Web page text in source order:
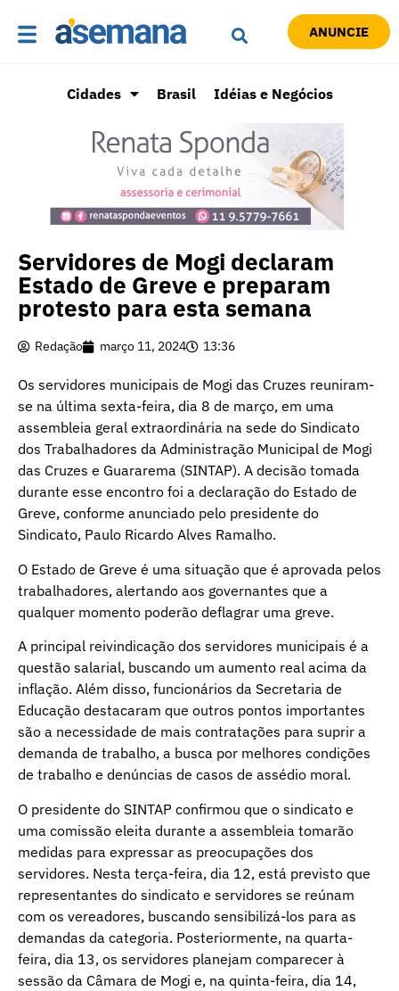
ANUNCIE
Cidades Brasil Idéias e Negócios
Servidores de Mogi declaram
Estado de Greve e preparam
protesto para esta semana
Redação março 11, 2024 13:36
Os servidores municipais de Mogi das Cruzes reuniram-
se na última sexta-feira, dia 8 de março, em uma
assembleia geral extraordinária na sede do Sindicato
dos Trabalhadores da Administração Municipal de Mogi
das Cruzes e Guararema (SINTAP). A decisão tomada
durante esse encontro foi a declaração do Estado de
Greve, conforme anunciado pelo presidente do
Sindicato, Paulo Ricardo Alves Ramalho.
O Estado de Greve é uma situação que é aprovada pelos
trabalhadores, alertando aos governantes que a
qualquer momento poderão deflagrar uma greve.
A principal reivindicação dos servidores municipais é a
questão salarial, buscando um aumento real acima da
inflação. Além disso, funcionários da Secretaria de
Educação destacaram que outros pontos importantes
são a necessidade de mais contratações para suprir a
demanda de trabalho, a busca por melhores condições
de trabalho e denúncias de casos de assédio moral.
O presidente do SINTAP confirmou que o sindicato e
uma comissão eleita durante a assembleia tomarão
medidas para expressar as preocupações dos
servidores. Nesta terça-feira, dia 12, está previsto que
representantes do sindicato e servidores se reúnam
com os vereadores, buscando sensibilizá-los para as
demandas da categoria. Posteriormente, na quarta-
feira, dia 13, os servidores planejam comparecer à
sessão da Câmara de Mogi e, na quinta-feira, dia 14,